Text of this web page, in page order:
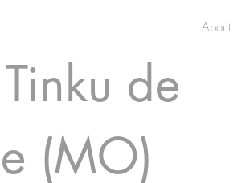
About
de
(MO)